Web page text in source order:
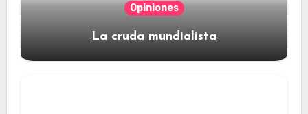
Opiniones
La cruda mundialista